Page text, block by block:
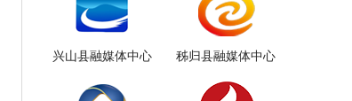
兴山县融媒体中心 秭归县融媒体中心